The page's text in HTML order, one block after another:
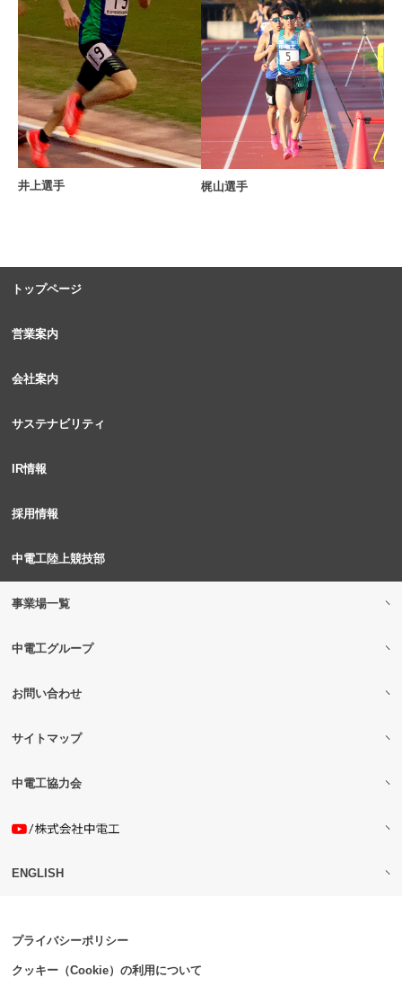
井上選手 梶山選手
トップページ
営業案内
会社案内
サステナビリティ
IR情報
採用情報
中電工陸上競技部
事業場一覧
中電工グループ
お問い合わせ
サイトマップ
中電工協力会
ENGLISH
プライバシーポリシー
クッキー（Cookie）の利用について